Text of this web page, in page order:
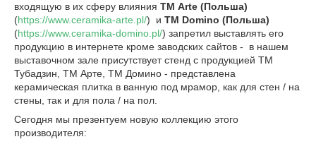
входящую в их сферу влияния ТМ Arte (Польша)
(https://www.ceramika-arte.pl/) и ТМ Domino (Польша)
(https://www.ceramika-domino.pl/) запретил выставлять его
продукцию в интернете кроме заводских сайтов - в нашем
выставочном зале присутствует стенд с продукцией ТМ
Тубадзин, ТМ Арте, ТМ Домино - представлена
керамическая плитка в ванную под мрамор, как для стен / на
стены, так и для пола / на пол.
Сегодня мы презентуем новую коллекцию этого
производителя: